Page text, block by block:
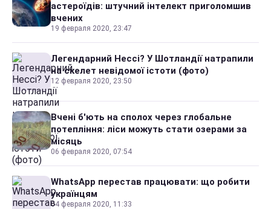
астероїдів: штучний інтелект приголомшив
вчених
19 февраля 2020, 23:47
Легендарний Нессі? У Шотландії натрапили
на скелет невідомої істоти (фото)
12 февраля 2020, 23:50
Вчені б'ють на сполох через глобальне
потепління: ліси можуть стати озерами за
місяць
06 февраля 2020, 07:54
WhatsApp перестав працювати: що робити
українцям
04 февраля 2020, 11:33